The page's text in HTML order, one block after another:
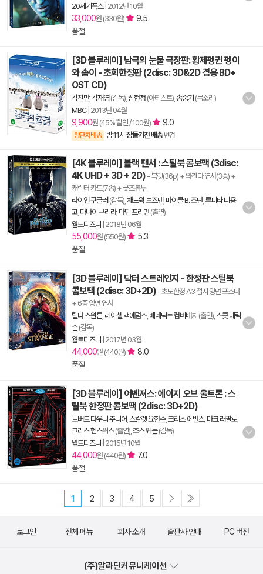
20세기폭스| 2012년 10월
33,000원 (330원)
9.5
품절
[3D 블루레이] 남극의 눈물 극장판: 황제펭귄 펭이
와 솜이 - 초회한정판 (2disc: 3D&2D 겸용 BD+
OST CD)
김진만,김재영(감독), 심현정 (아티스트), 송중기 (목소리)
MBC| 2013년 04월
9,900원 (45% 할인 / 100원) 9.0
양탄자배송 밤 11시 잠들기전 배송 변경
[4K 블루레이] 블랙 팬서 : 스틸북 콤보팩 (3disc:
4K UHD + 3D + 2D) - 북릿(36p) + 와칸다 엽서(3종) +
캐릭터 카드(7종) + 굿즈봉투
라이언 쿠글러 (감독), 채드윅 보즈맨, 마이클 B. 조던 루피타 니용
고, 다나이 구리라, 마틴 프리먼 (출연)
월트디즈니
2018년 06월
55,000원 (550원)
5.3
품절
[3D 블루레이] 닥터 스트레인지 - 한정판 스틸북
콤보팩 (2disc: 3D+2D) - 초도한정 A3 접지 양면 포스터
+ 6종 양면 엽서
틸다 스윈튼, 레이첼 맥애덤스, 베네딕트 컴버배치 (출연), 스콧 데릭
슨(감독)
월트디즈니
2017년 03월
44,000원 (440원)
8.0
품절
[3D 블루레이] 어벤져스: 에이지 오브 울트론 : 스
틸북 한정판 콤보팩 (2disc: 3D+2D)
로버트 다우니 주니어 스칼렛 요한슨, 크리스 에반스, 마크 러팔로,
크리스 헴스워스(출연), 조스 웨든(감독)
월트디즈니
2015년 10월
44,000원 (440원)
7.0
품절
1 2 3 4 5
로그인 전체 메뉴 회사 소개 출판사 안내 PC 버전
(주)알라딘커뮤니케이션